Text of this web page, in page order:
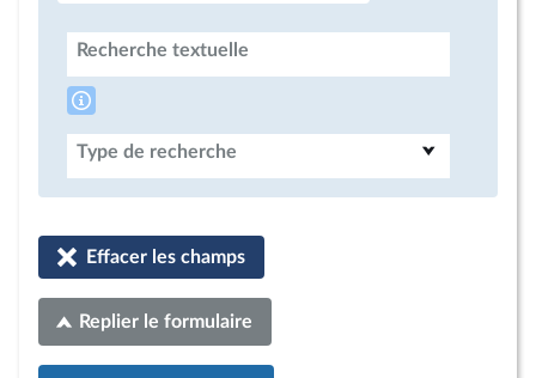
Recherche textuelle
Type de recherche
Effacer les champs
Replier le formulaire